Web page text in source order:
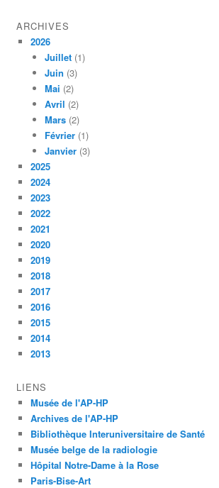
ARCHIVES
2026
Juillet (1)
Juin (3)
Mai (2)
Avril (2)
Mars (2)
Février (1)
Janvier (3)
2025
2024
2023
2022
2021
2020
2019
2018
2017
2016
2015
2014
2013
LIENS
Musée de l'AP-HP
Archives de l'AP-HP
Bibliothèque Interuniversitaire de Santé
Musée belge de la radiologie
Hôpital Notre-Dame à la Rose
Paris-Bise-Art